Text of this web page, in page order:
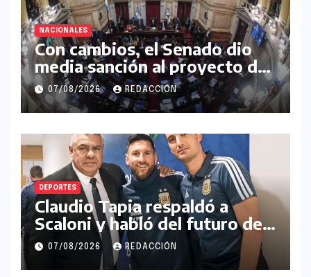
NACIONALES
Con cambios, el Senado dio
media sanción al proyecto de
Inviolabilidad de la Propiedad
Privada
07/08/2026 REDACCIÓN
DEPORTES
Claudio Tapia respaldó a
Scaloni y habló del futuro de
Messi en la Selección
Argentina
07/08/2026 REDACCIÓN